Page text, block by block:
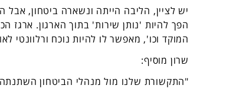
יש לציין, הליבה הייתה ונשארה ביטחון, אבל
הפך להיות 'נותן שירות' בתוך הארגון.
המוקד וכו', מאפשר לו להיות נוכח ורלוונטי
שרון מוסיף:
"התקשורת שלנו מול מנהלי הביטחון